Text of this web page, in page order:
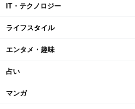
IT・テクノロジー
ライフスタイル
エンタメ・趣味
占い
マンガ